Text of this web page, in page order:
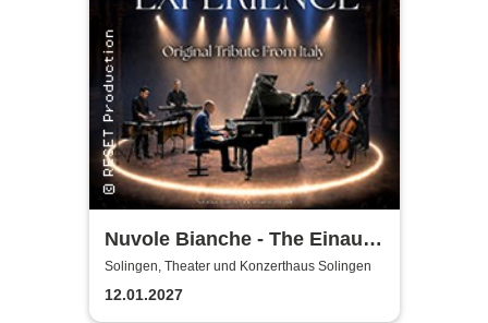
Nuvole Bianche - The Einaudi
Experience - Original Tribute
from Italy
Solingen, Theater und Konzerthaus Solingen
12.01.2027